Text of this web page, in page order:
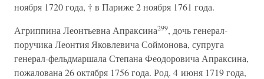
ноября 1720 года, † в Париже 2 ноября 1761 года.
Агриппина Леонтьевна Апраксина299, дочь генерал-
поручика Леонтия Яковлевича Соймонова, супруга
генерал-фельдмаршала Степана Феодоровича Апраксина,
пожалована 26 октября 1756 года. Род. 4 июня 1719 года,